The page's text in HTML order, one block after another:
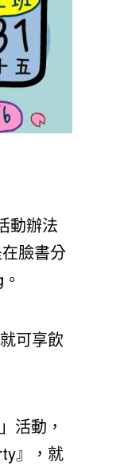
動辦法
臉書分
可享飲
活動，
』，就